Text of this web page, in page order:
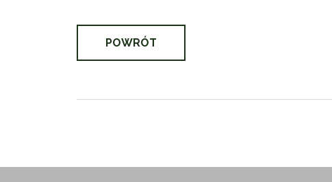
POWRÓT